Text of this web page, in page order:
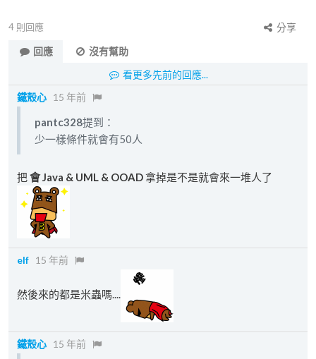
4 則回應
分享
回應
沒有幫助
看更多先前的回應...
鐵殼心 15 年前
pantc328提到：
少一樣條件就會有50人
把會 Java & UML & OOAD拿掉是不是就會來一堆人了
elf 15 年前
然後來的都是米蟲嗎....
鐵殼心 15 年前